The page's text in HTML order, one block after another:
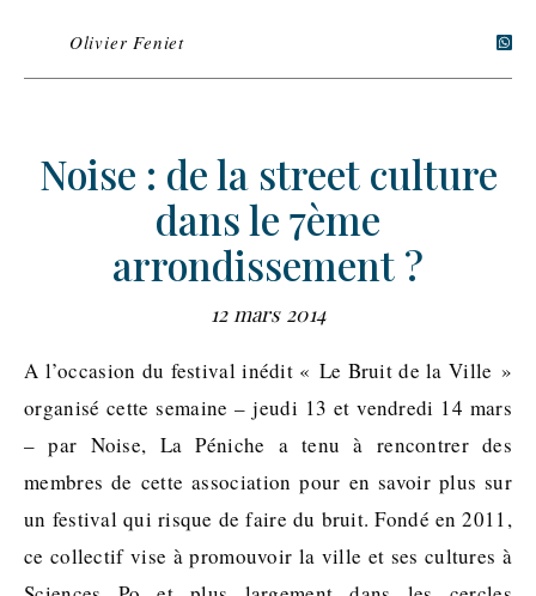
Olivier Feniet
Noise : de la street culture
dans le 7ème
arrondissement ?
12 mars 2014
A l’occasion du festival inédit « Le Bruit de la Ville »
organisé cette semaine – jeudi 13 et vendredi 14 mars
– par Noise, La Péniche a tenu à rencontrer des
membres de cette association pour en savoir plus sur
un festival qui risque de faire du bruit. Fondé en 2011,
ce collectif vise à promouvoir la ville et ses cultures à